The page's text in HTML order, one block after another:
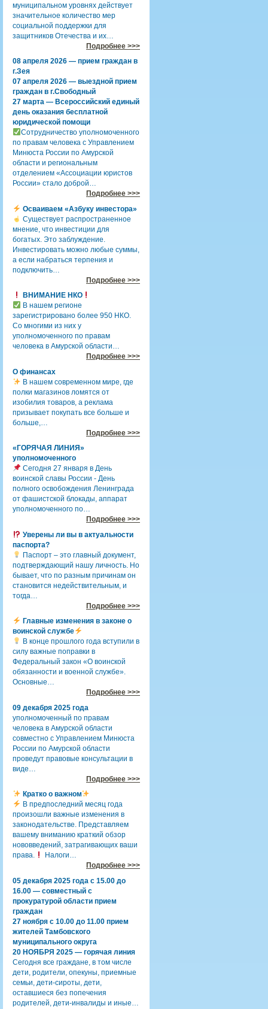
муниципальном уровнях действует
значительное количество мер
социальной поддержки для
защитников Отечества и их…
Подробнее >>>
08 апреля 2026 — прием граждан в
г.Зея
07 апреля 2026 — выездной прием
граждан в г.Свободный
27 марта — Всероссийский единый
день оказания бесплатной
юридической помощи
Сотрудничество уполномоченного
по правам человека с Управлением
Минюста России по Амурской
области и региональным
отделением «Ассоциации юристов
России» стало доброй…
Подробнее >>>
Осваиваем «Азбуку инвестора»
Существует распространенное
мнение, что инвестиции для
богатых. Это заблуждение.
Инвестировать можно любые суммы,
а если набраться терпения и
подключить…
Подробнее >>>
ВНИМАНИЕ НКО
В нашем регионе
зарегистрировано более 950 НКО.
Со многими из них у
уполномоченного по правам
человека в Амурской области…
Подробнее >>>
О финансах
В нашем современном мире, где
полки магазинов ломятся от
изобилия товаров, а реклама
призывает покупать все больше и
больше,…
Подробнее >>>
«ГОРЯЧАЯ ЛИНИЯ»
уполномоченного
Сегодня 27 января в День
воинской славы России - День
полного освобождения Ленинграда
от фашистской блокады, аппарат
уполномоченного по…
Подробнее >>>
Уверены ли вы в актуальности
паспорта?
Паспорт – это главный документ,
подтверждающий нашу личность. Но
бывает, что по разным причинам он
становится недействительным, и
тогда…
Подробнее >>>
Главные изменения в законе о
воинской службе
В конце прошлого года вступили в
силу важные поправки в
Федеральный закон «О воинской
обязанности и военной службе».
Основные…
Подробнее >>>
09 декабря 2025 года
уполномоченный по правам
человека в Амурской области
совместно с Управлением Минюста
России по Амурской области
проведут правовые консультации в
виде…
Подробнее >>>
Кратко о важном
В предпоследний месяц года
произошли важные изменения в
законодательстве. Представляем
вашему вниманию краткий обзор
нововведений, затрагивающих ваши
права.
Налоги…
Подробнее >>>
05 декабря 2025 года с 15.00 до
16.00 — совместный с
прокуратурой области прием
граждан
27 ноября с 10.00 до 11.00 прием
жителей Тамбовского
муниципального округа
20 НОЯБРЯ 2025 — горячая линия
Сегодня все граждане, в том числе
дети, родители, опекуны, приемные
семьи, дети-сироты, дети,
оставшиеся без попечения
родителей, дети-инвалиды и иные…